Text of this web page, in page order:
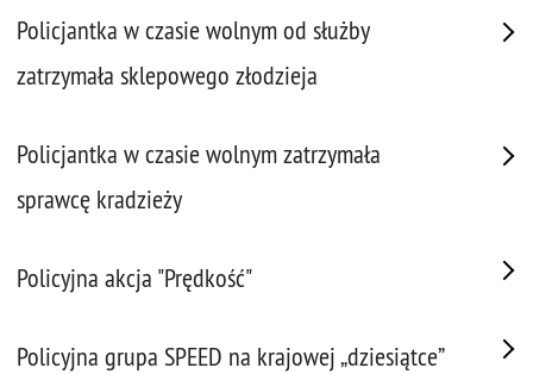
Policjantka w czasie wolnym od służby
zatrzymała sklepowego złodzieja
Policjantka w czasie wolnym zatrzymała
sprawcę kradzieży
Policyjna akcja "Prędkość"
Policyjna grupa SPEED na krajowej „dziesiątce”